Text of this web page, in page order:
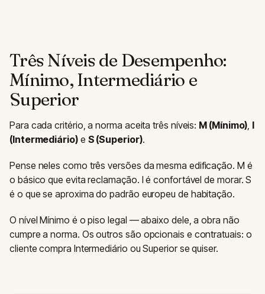
Três Níveis de Desempenho:
Mínimo, Intermediário e
Superior
Para cada critério, a norma aceita três níveis: M (Mínimo) I
(Intermediário)e S (Superior).
Pense neles como três versões da mesma edificação. M é
o básico que evita reclamação. I é confortável de morar. S
é o que se aproxima do padrão europeu de habitação.
O nível Mínimo é o piso legal — abaixo dele, a obra não
cumpre a norma. Os outros são opcionais e contratuais: o
cliente compra Intermediário ou Superior se quiser.